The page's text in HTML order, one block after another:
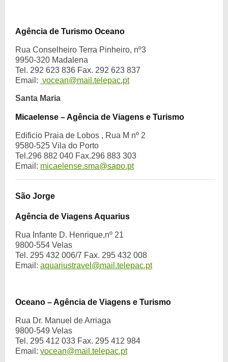
Agência de Turismo Oceano
Rua Conselheiro Terra Pinheiro, nº3
9950-320 Madalena
Tel. 292 623 836 Fax. 292 623 837
Email: vocean@mail.telepac.pt
Santa Maria
Micaelense – Agência de Viagens e Turismo
Edificio Praia de Lobos , Rua M nº 2
9580-525 Vila do Porto
Tel.296 882 040 Fax.296 883 303
Email: micaelense.sma@sapo.pt
São Jorge
Agência de Viagens Aquarius
Rua Infante D. Henrique,nº 21
9800-554 Velas
Tel. 295 432 006/7 Fax. 295 432 008
Email: aquariustravel@mail.telepac.pt
Oceano – Agência de Viagens e Turismo
Rua Dr. Manuel de Arriaga
9800-549 Velas
Tel. 295 412 033 Fax. 295 412 984
Email: vocean@mail.telepac.pt